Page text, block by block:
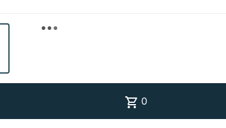
shopping_cart 0